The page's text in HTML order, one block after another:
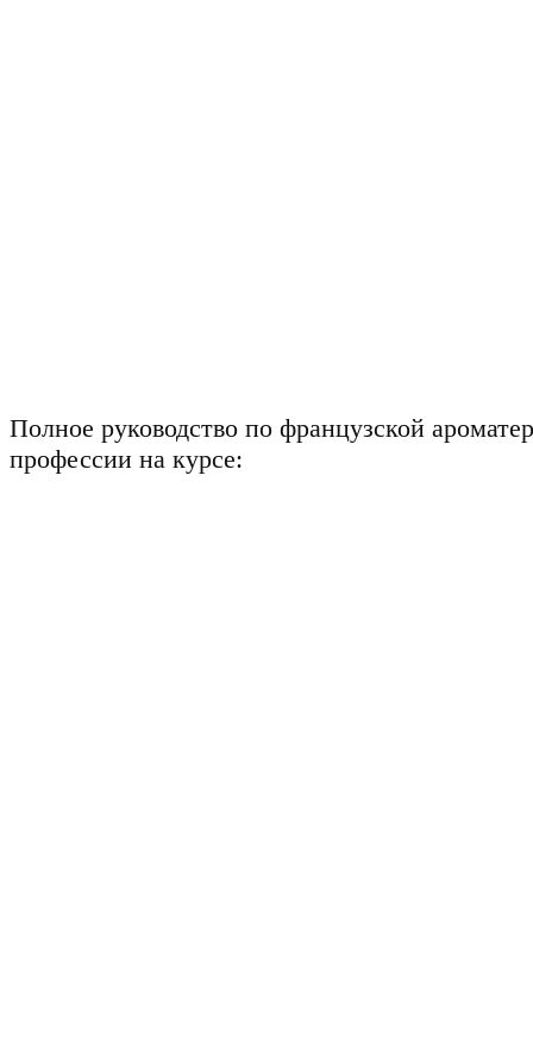
Полное руководство по французской
профессии на курсе: